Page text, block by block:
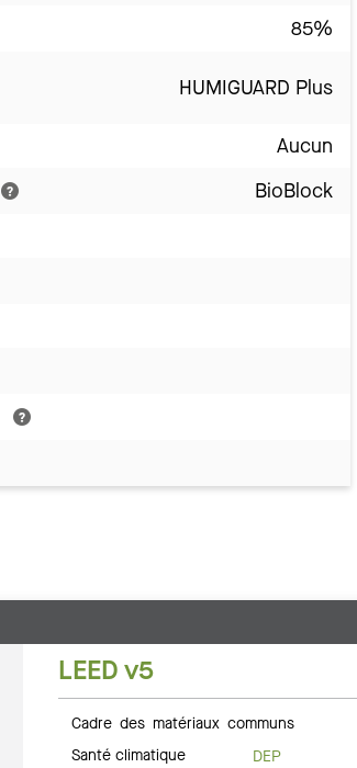
85%
HUMIGUARD Plus
Aucun
BioBlock
LEED v5
Cadre des matériaux communs
Santé climatique
DEP